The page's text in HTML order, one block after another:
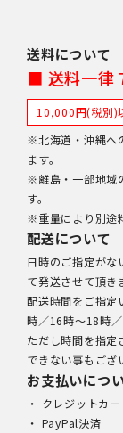
送料について
■ 送料一律
10,000円(税別)
※北海道・沖縄へ
ます。
※離島・一部地域
す。
※重量により別途
配送について
日時のご指定がな
て発送させて頂き
配送時間をご指
時／16時～18時
ただし時間を指定
できない事もござ
お支払いにつ
・ クレジットカ
・ PayPal決済